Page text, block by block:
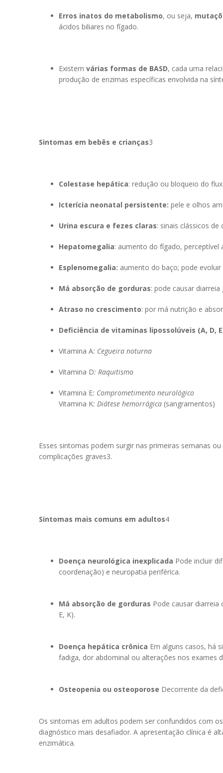
Erros inatos do metabolismo, ou seja,
ácidos biliares no fígado.
Existemvárias formas de BASD, cada uma
produção de enzimas específicas envolvida na
Sintomas em bebês e crianças3
Colestase hepática: redução ou bloqueio do
Icterícia neonatal persistente: pele e olhos
Urina escura e fezes claras: sinais clássicos
Hepatomegalia: aumento do fígado, perceptível
Esplenomegalia: aumento do baço; pode
Má absorção de gorduras: pode causar
Atraso no crescimento: por má nutrição e
Deficiência de vitaminas lipossolúveis (A, D,
Vitamina A: Cegueira noturna
Vitamina D: Raquitismo
Vitamina E: Comprometimento neurológico
Vitamina K: Diátese hemorrágica (sangramentos)
Esses sintomas podem surgir nas primeiras semanas
complicações graves3.
Sintomas mais comuns em adultos4
Doença neurológica inexplicada Pode incluir
coordenação) e neuropatia periférica.
Má absorção de gorduras Pode causar diarreia
E, K).
Doença hepática crônica Em alguns casos, há
fadiga, dor abdominal ou alterações nos exames
Osteopenia ou osteoporose Decorrente da
Os sintomas em adultos podem ser confundidos com
diagnóstico mais desafiador. A apresentação clínica é
enzimática.